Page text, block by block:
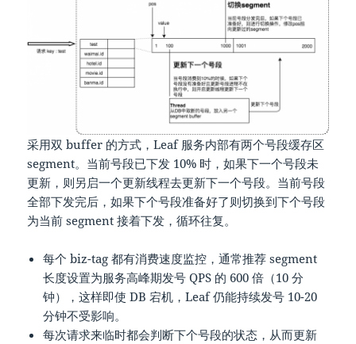
采用双 buffer 的方式，Leaf 服务内部有两个号段缓存区
segment。当前号段已下发 10% 时，如果下一个号段未
更新，则另启一个更新线程去更新下一个号段。当前号段
全部下发完后，如果下个号段准备好了则切换到下个号段
为当前 segment 接着下发，循环往复。
每个 biz-tag 都有消费速度监控，通常推荐 segment
长度设置为服务高峰期发号 QPS 的 600 倍（10 分
钟），这样即使 DB 宕机，Leaf 仍能持续发号 10-20
分钟不受影响。
每次请求来临时都会判断下个号段的状态，从而更新